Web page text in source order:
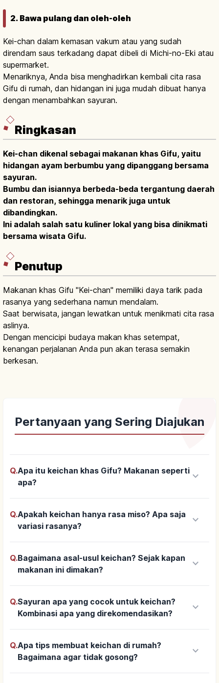
2. Bawa pulang dan oleh-oleh
Kei-chan dalam kemasan vakum atau yang sudah
direndam saus terkadang dapat dibeli di Michi-no-Eki atau
supermarket.
Menariknya, Anda bisa menghadirkan kembali cita rasa
Gifu di rumah, dan hidangan ini juga mudah dibuat hanya
dengan menambahkan sayuran.
Ringkasan
Kei-chan dikenal sebagai makanan khas Gifu, yaitu
hidangan ayam berbumbu yang dipanggang bersama
sayuran.
Bumbu dan isiannya berbeda-beda tergantung daerah
dan restoran, sehingga menarik juga untuk
dibandingkan.
Ini adalah salah satu kuliner lokal yang bisa dinikmati
bersama wisata Gifu.
Penutup
Makanan khas Gifu "Kei-chan" memiliki daya tarik pada
rasanya yang sederhana namun mendalam.
Saat berwisata, jangan lewatkan untuk menikmati cita rasa
aslinya.
Dengan mencicipi budaya makan khas setempat,
kenangan perjalanan Anda pun akan terasa semakin
berkesan.
Pertanyaan yang Sering Diajukan
Q.Apa itu keichan khas Gifu? Makanan seperti
apa?
keyboard_arrow_down
Q.Apakah keichan hanya rasa miso? Apa saja
variasi rasanya?
keyboard_arrow_down
Q.Bagaimana asal-usul keichan? Sejak kapan
makanan ini dimakan?
keyboard_arrow_down
Q.Sayuran apa yang cocok untuk keichan?
Kombinasi apa yang direkomendasikan?
keyboard_arrow_down
Q.Apa tips membuat keichan di rumah?
Bagaimana agar tidak gosong?
keyboard_arrow_down